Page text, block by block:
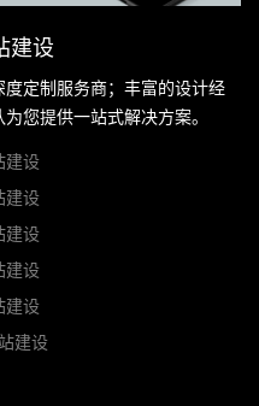
建设
定制服务商；丰富的设计经
您提供一站式解决方案。
建设
建设
建设
建设
建设
建设